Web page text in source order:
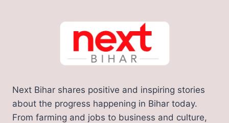
Next Bihar shares positive and inspiring stories
about the progress happening in Bihar today.
From farming and jobs to business and culture,